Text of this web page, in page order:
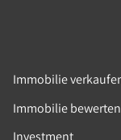
Immobilie
Immobilie bewerten
Investment